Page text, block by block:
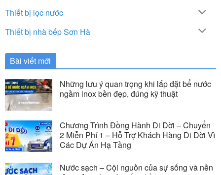
Thiết bị lọc nước
Thiết bị nhà bếp Sơn Hà
Bài viết mới
Những lưu ý quan trọng khi lắp đặt bể nước
ngầm inox bền đẹp, đúng kỹ thuật
Chương Trình Đồng Hành Di Dời – Chuyển
2 Miễn Phí 1 – Hỗ Trợ Khách Hàng Di Dời Vì
Các Dự Án Hạ Tầng
Nước sạch – Cội nguồn của sự sống và nền